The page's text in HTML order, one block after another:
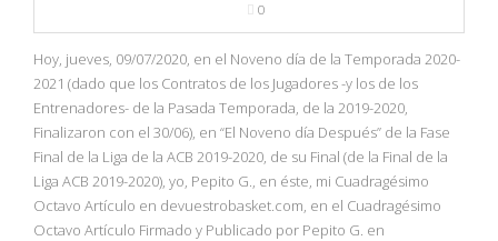
0
Hoy, jueves, 09/07/2020, en el Noveno día de la Temporada 2020-
2021 (dado que los Contratos de los Jugadores -y los de los
Entrenadores- de la Pasada Temporada, de la 2019-2020,
Finalizaron con el 30/06), en “El Noveno día Después” de la Fase
Final de la Liga de la ACB 2019-2020, de su Final (de la Final de la
Liga ACB 2019-2020), yo, Pepito G., en éste, mi Cuadragésimo
Octavo Artículo en devuestrobasket.com, en el Cuadragésimo
Octavo Artículo Firmado y Publicado por Pepito G. en